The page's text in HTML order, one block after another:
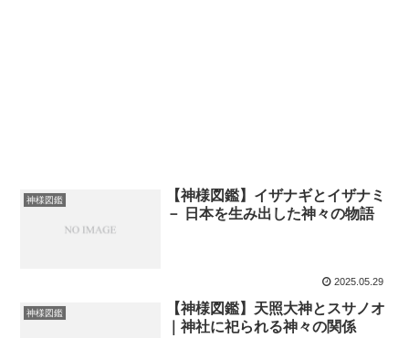
神様図鑑
【神様図鑑】イザナギとイザナミ
－ 日本を生み出した神々の物語
2025.05.29
神様図鑑
【神様図鑑】天照大神とスサノオ
｜神社に祀られる神々の関係